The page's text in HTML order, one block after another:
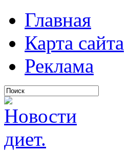
Главная
Карта сайта
Реклама